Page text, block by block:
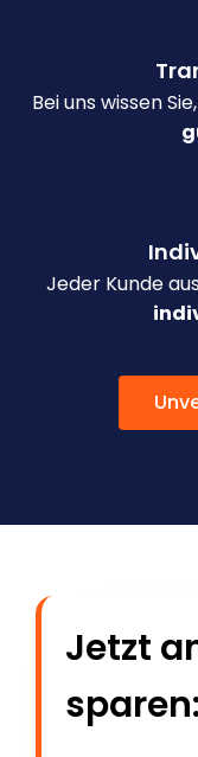
Bei uns wissen
Jeder Kunde
Jetzt
sparen: